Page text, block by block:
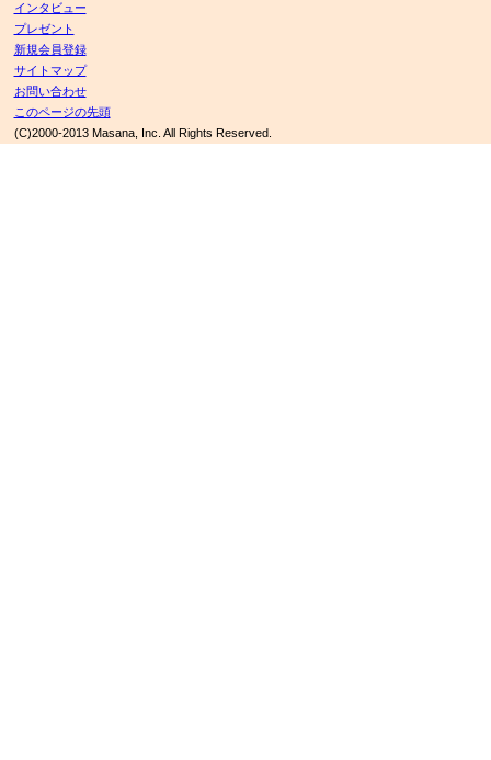
インタビュー
プレゼント
新規会員登録
サイトマップ
お問い合わせ
このページの先頭
(C)2000-2013 Masana, Inc. All Rights Reserved.